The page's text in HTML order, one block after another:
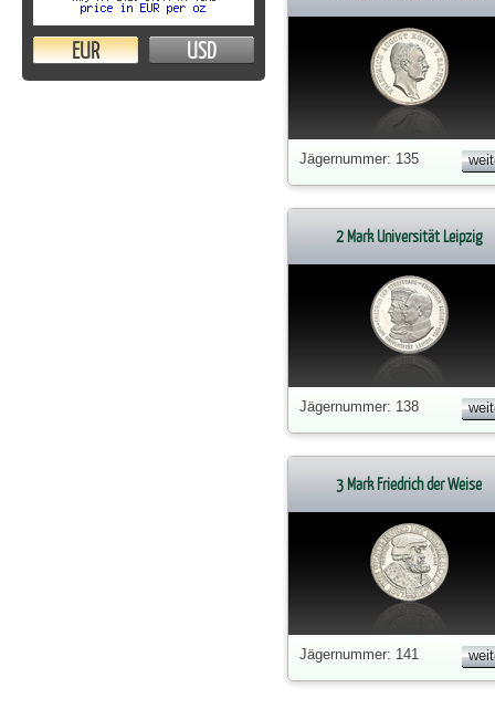
EUR USD
Jägernummer: 135
2 Mark Universität Leipzig
Jägernummer: 138
3 Mark Friedrich der Weise
Jägernummer: 141